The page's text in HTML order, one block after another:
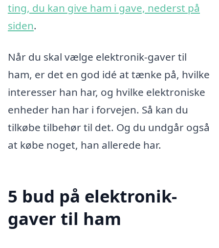
ting, du kan give ham i gave, nederst på
siden.
Når du skal vælge elektronik-gaver til
ham, er det en god idé at tænke på, hvilke
interesser han har, og hvilke elektroniske
enheder han har i forvejen. Så kan du
tilkøbe tilbehør til det. Og du undgår også
at købe noget, han allerede har.
5 bud på elektronik-
gaver til ham